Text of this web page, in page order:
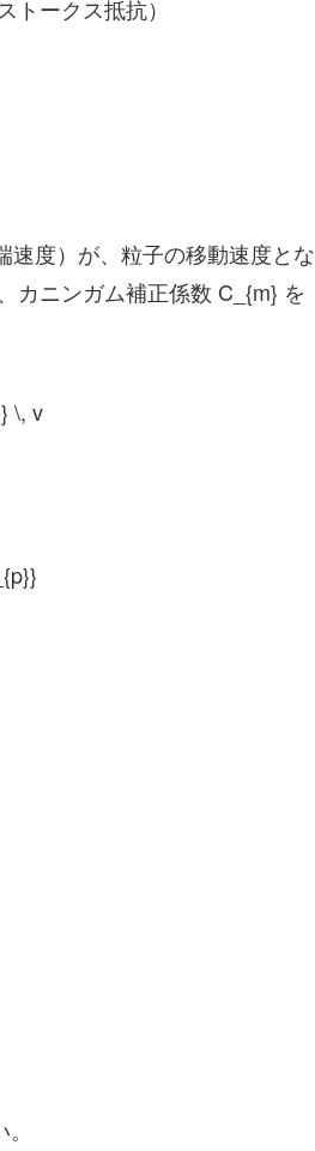
ークス抵抗）
速度）が、粒子の移動速度とな
カニンガム補正係数 C_{m} を
\, v